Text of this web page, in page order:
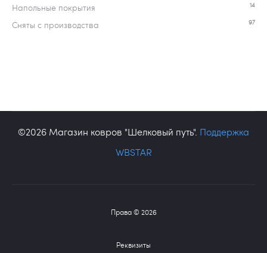
Напольные покрытия 14
Сняты с производства 97
©2026 Магазин ковров "Шелковый путь". Поддержка
WBSTAR
Права © 2026
Реквизиты